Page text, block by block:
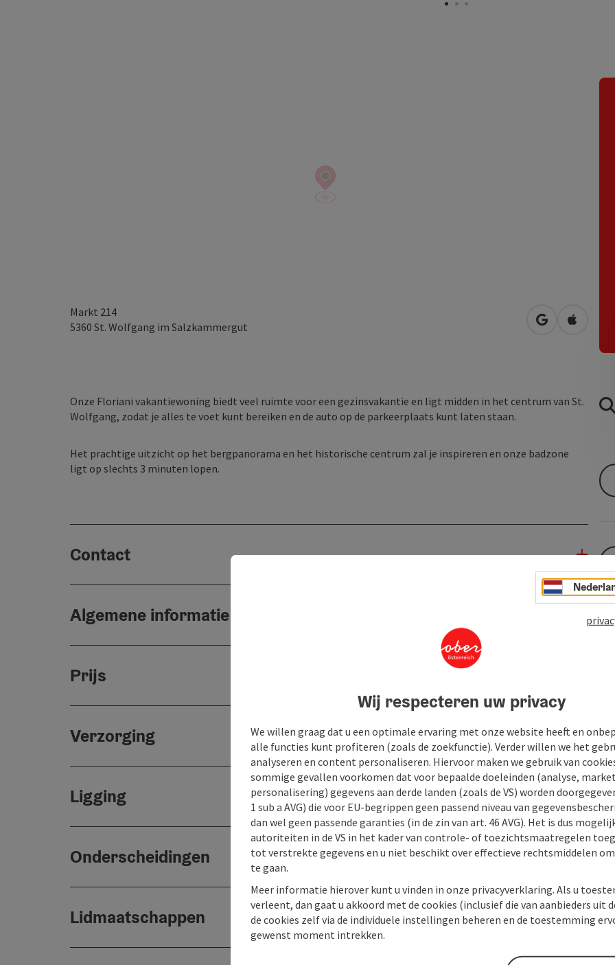
Markt 214
5360 St. Wolfgang im Salzkammergut Openen inOpenen
Onze Floriani vakantiewoning biedt veel ruimte voor een gezinsvakantie en ligt midden in het centrum van St.
Wolfgang, zodat je alles te voet kunt bereiken en de auto op de parkeerplaats kunt laten staan.
Het prachtige uitzicht op het bergpanorama en het historische centrum zal je inspireren en onze badzone
ligt op slechts 3 minuten lopen.
Contact
Algemene informatie
Prijs
Verzorging
Ligging
Onderscheidingen
Lidmaatschappen
Wij respecteren uw privacy
We willen graag dat u een optimale ervaring met onze website heeft en
alle functies kunt profiteren (zoals de zoekfunctie). Verder willen we het
analyseren en content personaliseren. Hiervoor maken we gebruik van
sommige gevallen voorkomen dat voor bepaalde doeleinden (analyse,
personalisering) gegevens aan derde landen (zoals de VS) worden
1 sub a AVG) die voor EU-begrippen geen passend niveau van
dan wel geen passende garanties (in de zin van art. 46 AVG). Het is dus
autoriteiten in de VS in het kader van controle- of toezichtsmaatregelen
tot verstrekte gegevens en u niet beschikt over effectieve rechtsmiddelen
te gaan.
Meer informatie hierover kunt u vinden in onze privacyverklaring. Als u
verleent, dan gaat u akkoord met de cookies (inclusief die van aanbieders uit
de cookies zelf via de individuele instellingen beheren en de toestemming
gewenst moment intrekken.